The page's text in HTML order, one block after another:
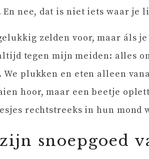
En nee, dat is niet iets waar je
zelden voor, maar áls
tegen mijn meiden: alles
We plukken en eten alleen
hoor, maar een beetje
rechtstreeks in hun mond
snoepgoed